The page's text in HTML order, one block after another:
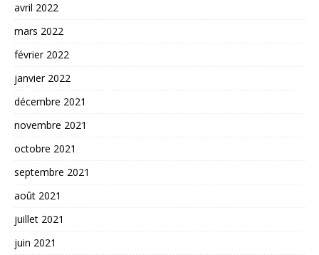
avril 2022
mars 2022
février 2022
janvier 2022
décembre 2021
novembre 2021
octobre 2021
septembre 2021
août 2021
juillet 2021
juin 2021